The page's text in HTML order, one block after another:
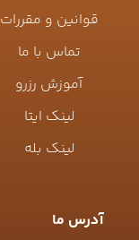
قوانین و مقررات
تماس با ما
آموزش رزرو
لینک ایتا
لینک بله
آدرس ما